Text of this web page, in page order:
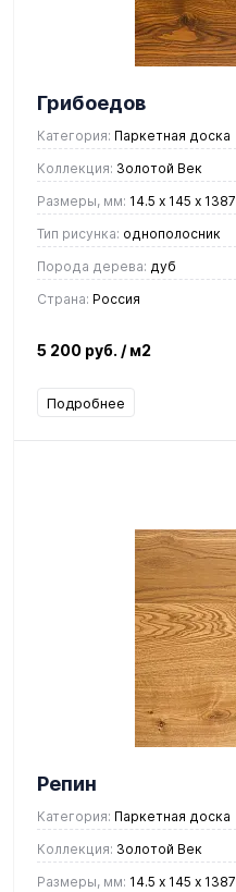
Грибоедов
Категория: Паркетная доска
Коллекция: Золотой Век
Размеры, мм: 14.5 х 145 х 1387
Тип рисунка: однополосник
Порода дерева: дуб
Страна: Россия
5 200 руб. / м2
Подробнее
Репин
Категория: Паркетная доска
Коллекция: Золотой Век
Размеры, мм: 14.5 х 145 х 1387